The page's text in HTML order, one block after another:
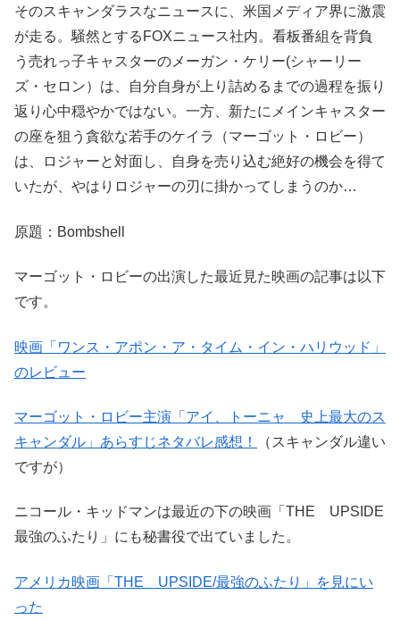
そのスキャンダラスなニュースに、米国メディア界に激震
が走る。騒然とするFOXニュース社内。看板番組を背負
う売れっ子キャスターのメーガン・ケリー(シャーリー
ズ・セロン）は、自分自身が上り詰めるまでの過程を振り
返り心中穏やかではない。一方、新たにメインキャスター
の座を狙う貪欲な若手のケイラ（マーゴット・ロビー）
は、ロジャーと対面し、自身を売り込む絶好の機会を得て
いたが、やはりロジャーの刃に掛かってしまうのか…
原題：Bombshell
マーゴット・ロビーの出演した最近見た映画の記事は以下
です。
映画「ワンス・アポン・ア・タイム・イン・ハリウッド」
のレビュー
マーゴット・ロビー主演「アイ、トーニャ 史上最大のス
キャンダル」あらすじネタバレ感想！
（スキャンダル違い
ですが）
ニコール・キッドマンは最近の下の映画「THE UPSIDE
最強のふたり」にも秘書役で出ていました。
アメリカ映画「THE UPSIDE/最強のふたり」を見にい
った